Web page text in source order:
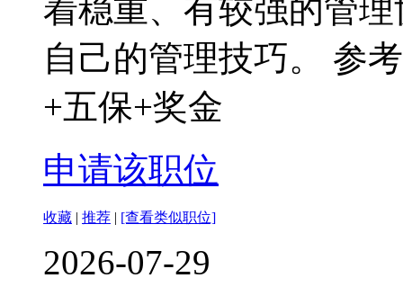
着稳重、有较强的管
自己的管理技巧。 参
+五保+奖金
申请该职位
收藏 | 推荐 | [查看类似职位]
2026-07-29